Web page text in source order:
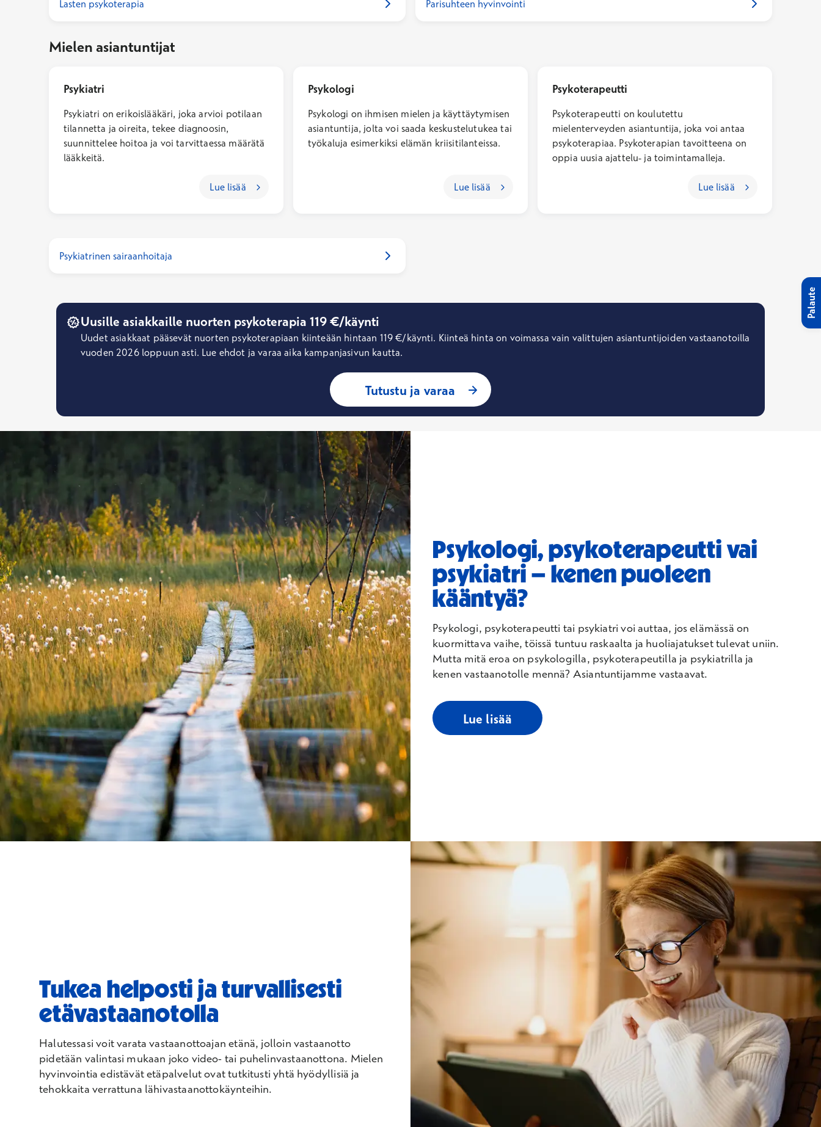
Lasten psykoterapia Parisuhteen hyvinvointi
Mielen asiantuntijat
Psykiatri
Psykiatri on erikoislääkäri, joka arvioi potilaan
tilannetta ja oireita, tekee diagnoosin,
suunnittelee hoitoa ja voi tarvittaessa määrätä
lääkkeitä.
Lue lisää
Psykologi
Psykologi on ihmisen mielen ja käyttäytymisen
asiantuntija, jolta voi saada keskustelutukea tai
työkaluja esimerkiksi elämän kriisitilanteissa.
Lue lisää
Psykoterapeutti
Psykoterapeutti on koulutettu
mielenterveyden asiantuntija, joka voi antaa
psykoterapiaa. Psykoterapian tavoitteena on
oppia uusia ajattelu- ja toimintamalleja.
Lue lisää
Psykiatrinen sairaanhoitaja
Uusille asiakkaille nuorten psykoterapia 119 €/käynti
Uudet asiakkaat pääsevät nuorten psykoterapiaan kiinteään hintaan 119 €/käynti. Kiinteä hinta on voimassa vain valittujen asiantuntijoiden vastaanotoilla
vuoden 2026 loppuun asti. Lue ehdot ja varaa aika kampanjasivun kautta.
Tutustu ja varaa
Psykologi, psykoterapeutti vai
psykiatri – kenen puoleen
kääntyä?
Psykologi, psykoterapeutti tai psykiatri voi auttaa, jos elämässä on
kuormittava vaihe, töissä tuntuu raskaalta ja huoliajatukset tulevat uniin.
Mutta mitä eroa on psykologilla, psykoterapeutilla ja psykiatrilla ja
kenen vastaanotolle mennä? Asiantuntijamme vastaavat.
Lue lisää
Tukea helposti ja turvallisesti
etävastaanotolla
Halutessasi voit varata vastaanottoajan etänä, jolloin vastaanotto
pidetään valintasi mukaan joko video- tai puhelinvastaanottona. Mielen
hyvinvointia edistävät etäpalvelut ovat tutkitusti yhtä hyödyllisiä ja
tehokkaita verrattuna lähivastaanottokäynteihin.
Palaute